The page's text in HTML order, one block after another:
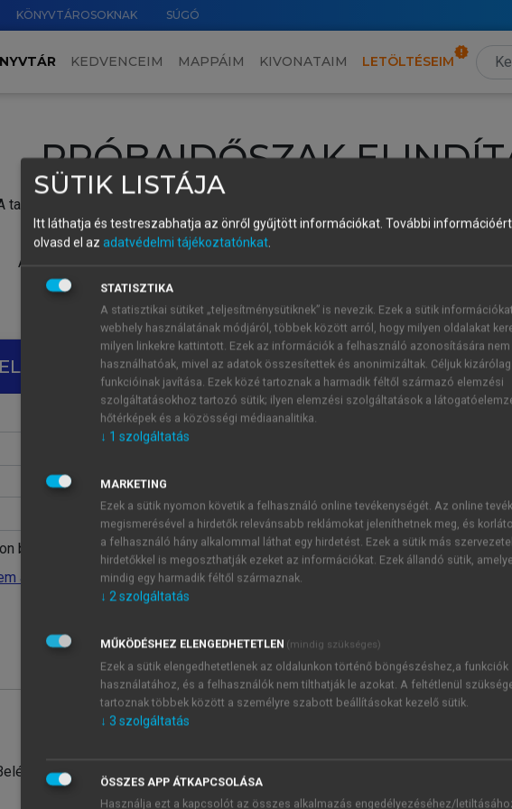
KÖNYVTÁROSOKNAK SÚGÓ
KEDVENCEIM MAPPÁIM KIVONATAIM LETÖLTÉSEIM
PRÓBAIDŐSZAK
tartalom megtekintéséhez lépj be a saját fiókoddal, iskolai azonosítóddal vagy
Új felhasználóként1 óra díjmentes hozzáférésrevagy
A próbaidőszak elindításához,
vagy hozz
A regisztráció után a
SAJÁT FIÓKKAL
belépve
a jelszavamat
intézményi azonosítóval
ÚJ FIÓK
1 óra
JELSZÓ
Kérek értesítést a MeRSZ
Kérek értesítést az
SÜTIK LISTÁJA
Itt láthatja és testreszabhatja az önről gyűjtött információkat. További
olvasd el az adatvédelmi tájékoztatónkat.
STATISZTIKA
A statisztikai sütiket „teljesítménysütiknek” is nevezik. Ezek a sütik
webhely használatának módjáról, többek között arról, hogy milyen oldalakat
milyen linkekre kattintott. Ezek az információk a felhasználó azonosítására nem
használhatóak, mivel az adatok összesítettek és anonimizáltak. Céljuk
funkcióinak javítása. Ezek közé tartoznak a harmadik féltől származó elemzési
szolgáltatásokhoz tartozó sütik; ilyen elemzési szolgáltatások a
hőtérképek és a közösségi médiaanalitika.
↓ 1 szolgáltatás
MARKETING
Ezek a sütik nyomon követik a felhasználó online tevékenységét. Az online
megismerésével a hirdetők relevánsabb reklámokat jeleníthetnek meg, és
a felhasználó hány alkalommal láthat egy hirdetést. Ezek a sütik más
hirdetőkkel is megoszthatják ezeket az információkat. Ezek állandó sütik,
mindig egy harmadik féltől származnak.
↓ 2szolgáltatás
MŰKÖDÉSHEZ ELENGEDHETETLEN (mindig szükséges)
Ezek a sütik elengedhetetlenek az oldalunkon történő böngészéshez,a funkciók
használatához, és a felhasználók nem tilthatják le azokat. A feltétlenül
tartoznak többek között a személyre szabott beállításokat kezelő sütik.
↓ 3 szolgáltatás
ÖSSZES APP ÁTKAPCSOLÁSA
Használja ezt a kapcsolót az összes alkalmazás engedélyezéséhez/